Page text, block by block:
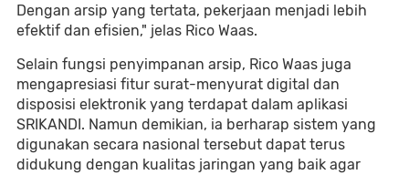
Dengan arsip yang tertata, pekerjaan menjadi lebih
efektif dan efisien," jelas Rico Waas.
Selain fungsi penyimpanan arsip, Rico Waas juga
mengapresiasi fitur surat-menyurat digital dan
disposisi elektronik yang terdapat dalam aplikasi
SRIKANDI. Namun demikian, ia berharap sistem yang
digunakan secara nasional tersebut dapat terus
didukung dengan kualitas jaringan yang baik agar